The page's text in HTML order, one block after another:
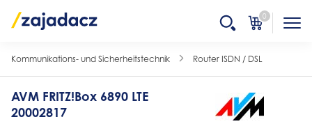
0
Kommunikations- und Sicherheitstechnik Router ISDN / DSL
AVM FRITZ!Box 6890 LTE
20002817